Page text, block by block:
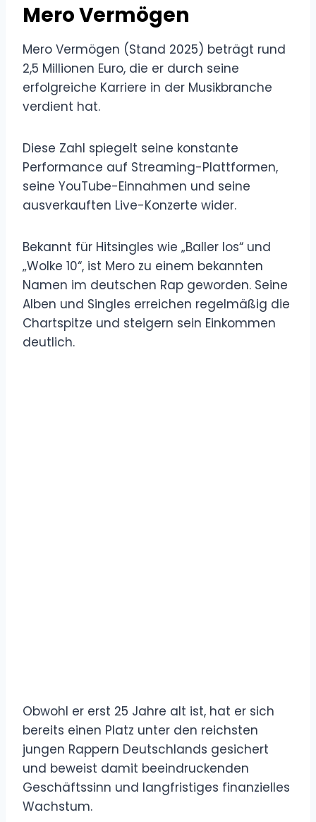
Mero Vermögen
Mero Vermögen (Stand 2025) beträgt rund
2,5 Millionen Euro, die er durch seine
erfolgreiche Karriere in der Musikbranche
verdient hat.
Diese Zahl spiegelt seine konstante
Performance auf Streaming-Plattformen,
seine YouTube-Einnahmen und seine
ausverkauften Live-Konzerte wider.
Bekannt für Hitsingles wie „Baller los“ und
„Wolke 10“, ist Mero zu einem bekannten
Namen im deutschen Rap geworden. Seine
Alben und Singles erreichen regelmäßig die
Chartspitze und steigern sein Einkommen
deutlich.
Obwohl er erst 25 Jahre alt ist, hat er sich
bereits einen Platz unter den reichsten
jungen Rappern Deutschlands gesichert
und beweist damit beeindruckenden
Geschäftssinn und langfristiges finanzielles
Wachstum.